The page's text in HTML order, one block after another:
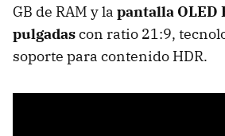
GB de RAM y la pantalla OLED
pulgadascon ratio 21:9,
soporte para contenido HDR.